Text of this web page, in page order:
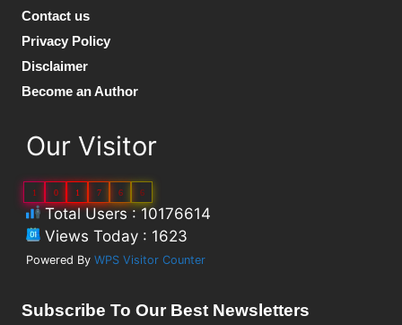
Contact us
Privacy Policy
Disclaimer
Become an Author
Our Visitor
1 0 1 7 6 6
Total Users : 10176614
Views Today : 1623
Powered By WPS Visitor Counter
Subscribe To Our Best Newsletters